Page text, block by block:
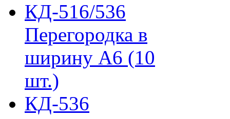
КД-516/536
Перегородка в
ширину А6 (10
шт.)
КД-536